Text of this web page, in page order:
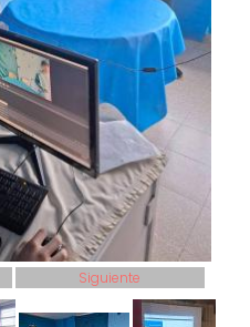
Siguiente